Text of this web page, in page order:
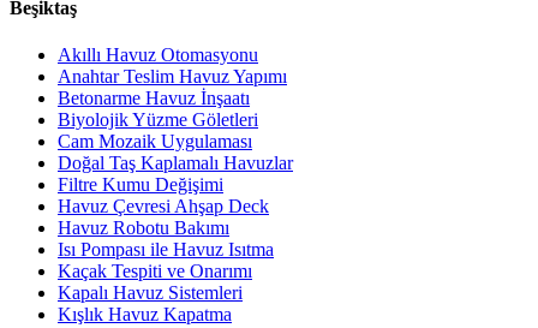
Beşiktaş
Akıllı Havuz Otomasyonu
Anahtar Teslim Havuz Yapımı
Betonarme Havuz İnşaatı
Biyolojik Yüzme Göletleri
Cam Mozaik Uygulaması
Doğal Taş Kaplamalı Havuzlar
Filtre Kumu Değişimi
Havuz Çevresi Ahşap Deck
Havuz Robotu Bakımı
Isı Pompası ile Havuz Isıtma
Kaçak Tespiti ve Onarımı
Kapalı Havuz Sistemleri
Kışlık Havuz Kapatma